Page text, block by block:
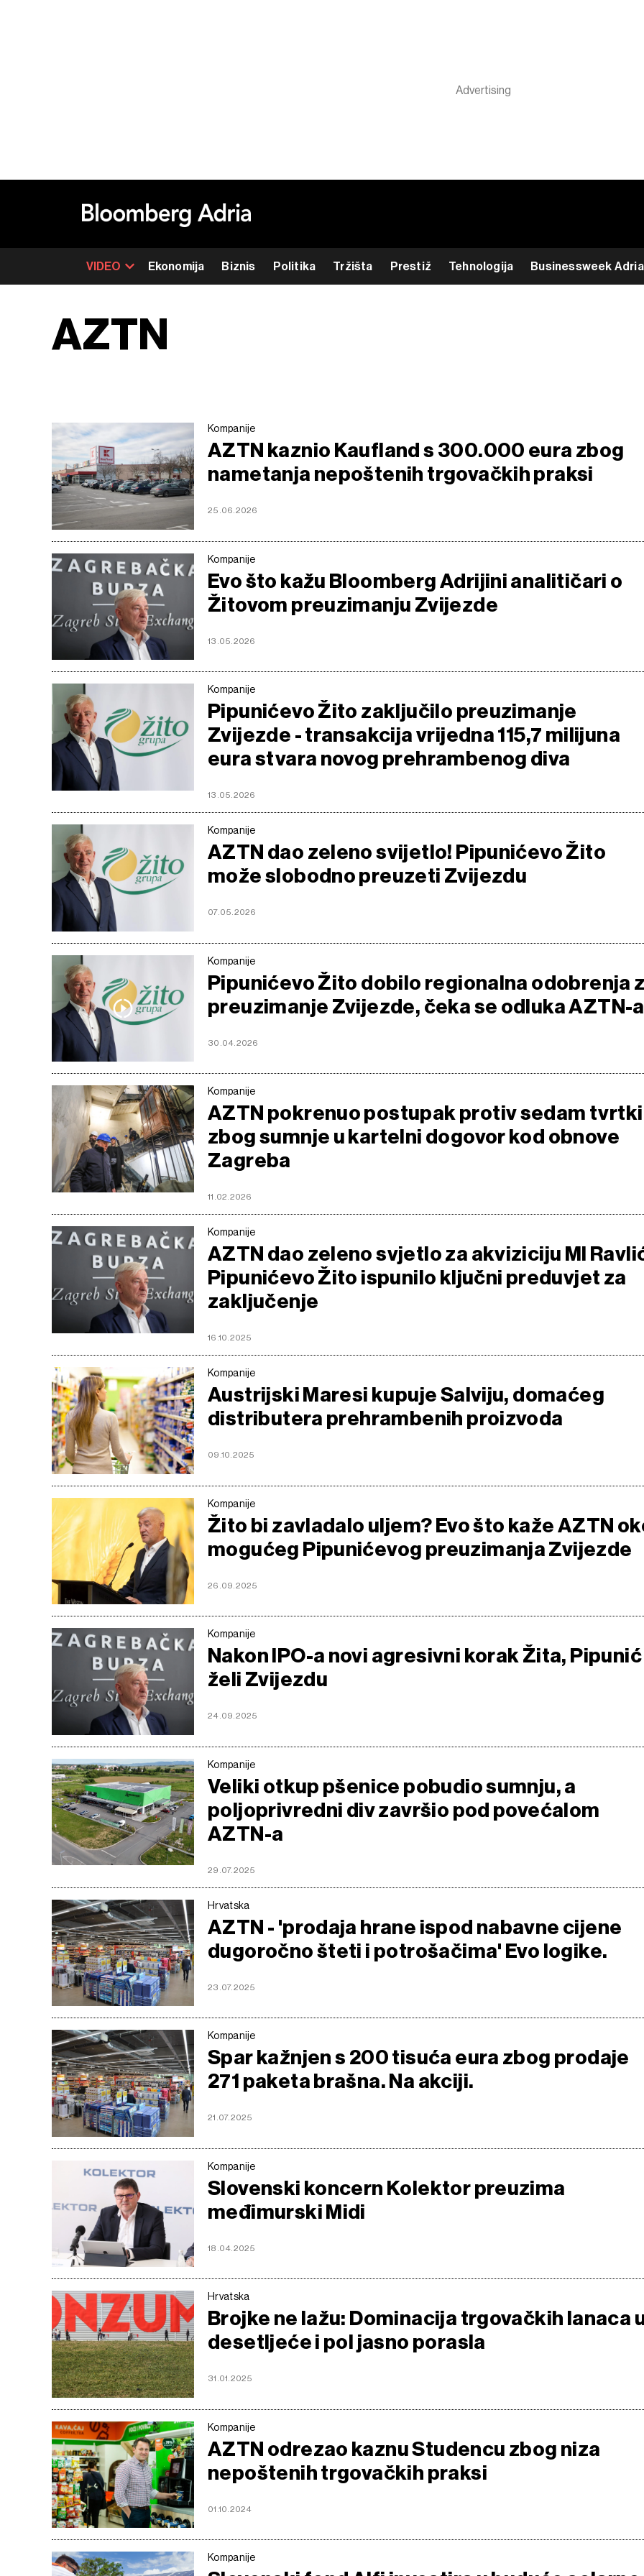
VIDEO Ekonomija Biznis Politika Tržišta Prestiž Tehnologija Businessweek Adria
AZTN
Kompanije
AZTN kaznio Kaufland s 300.000 eura zbog
nametanja nepoštenih trgovačkih praksi
25.06.2026
Kompanije
Evo što kažu Bloomberg Adrijini analitičari o
Žitovom preuzimanju Zvijezde
13.05.2026
Kompanije
Pipunićevo Žito zaključilo preuzimanje
Zvijezde - transakcija vrijedna 115,7 milijuna
eura stvara novog prehrambenog diva
13.05.2026
Kompanije
AZTN dao zeleno svijetlo! Pipunićevo Žito
može slobodno preuzeti Zvijezdu
07.05.2026
Kompanije
Pipunićevo Žito dobilo regionalna odobrenja
preuzimanje Zvijezde, čeka se odluka AZTN-a
30.04.2026
Kompanije
AZTN pokrenuo postupak protiv sedam tvrtki
zbog sumnje u kartelni dogovor kod obnove
Zagreba
11.02.2026
Kompanije
AZTN dao zeleno svjetlo za akviziciju MI
Pipunićevo Žito ispunilo ključni preduvjet za
zaključenje
16.10.2025
Kompanije
Austrijski Maresi kupuje Salviju, domaćeg
distributera prehrambenih proizvoda
09.10.2025
Kompanije
Žito bi zavladalo uljem? Evo što kaže AZTN
mogućeg Pipunićevog preuzimanja Zvijezde
26.09.2025
Kompanije
Nakon IPO-a novi agresivni korak Žita, Pipunić
želi Zvijezdu
24.09.2025
Kompanije
Veliki otkup pšenice pobudio sumnju, a
poljoprivredni div završio pod povećalom
AZTN-a
29.07.2025
Hrvatska
AZTN - 'prodaja hrane ispod nabavne cijene
dugoročno šteti i potrošačima' Evo logike.
23.07.2025
Kompanije
Spar kažnjen s 200 tisuća eura zbog prodaje
271 paketa brašna. Na akciji.
21.07.2025
Kompanije
Slovenski koncern Kolektor preuzima
međimurski Midi
18.04.2025
Hrvatska
Brojke ne lažu: Dominacija trgovačkih lanaca
desetljeće i pol jasno porasla
31.01.2025
Kompanije
AZTN odrezao kaznu Studencu zbog niza
nepoštenih trgovačkih praksi
01.10.2024
Kompanije